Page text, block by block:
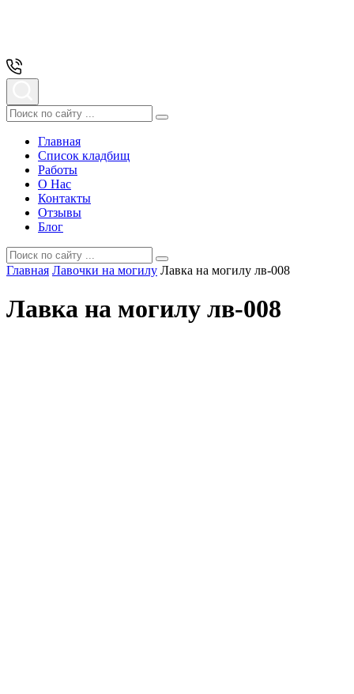
Главная
Список кладбищ
Работы
О Нас
Контакты
Отзывы
Блог
Главная Лавочки на могилу Лавка на могилу лв-008
Лавка на могилу лв-008